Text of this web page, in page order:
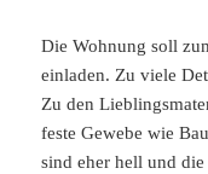
Die Wohnung soll
einladen. Zu viele
Zu den
feste Gewebe wie
sind eher hell und